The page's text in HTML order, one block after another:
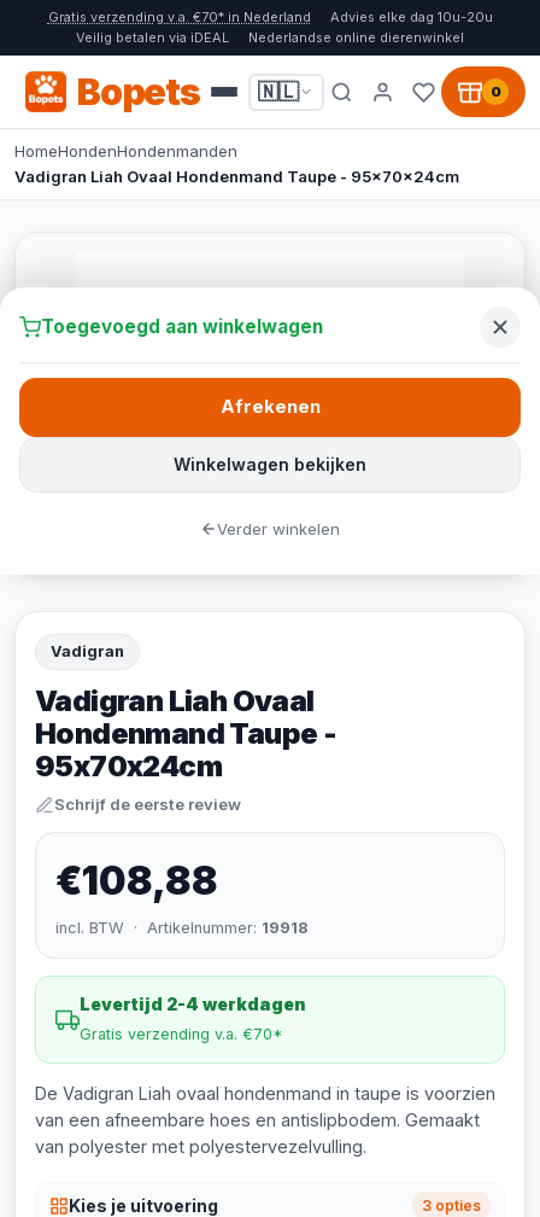
Gratis verzending v.a. €70* in Nederland
Advies elke dag 10u-20u
Veilig betalen via iDEAL
Nederlandse online dierenwinkel
Bopets 🇳🇱 0
HomeHondenHondenmanden
Vadigran Liah Ovaal Hondenmand Taupe - 95x70x24cm
Vadigran
Vadigran Liah Ovaal
Hondenmand Taupe -
95x70x24cm
Schrijf de eerste review
€108,88
incl. BTW · Artikelnummer: 19918
Levertijd 2-4 werkdagen
Gratis verzending v.a. €70*
De Vadigran Liah ovaal hondenmand in taupe is voorzien
van een afneembare hoes en antislipbodem. Gemaakt
van polyester met polyestervezelvulling.
Kies je uitvoering 3 opties
Toegevoegd aan winkelwagen
Winkelwagen bekijken
Afrekenen
Verder winkelen